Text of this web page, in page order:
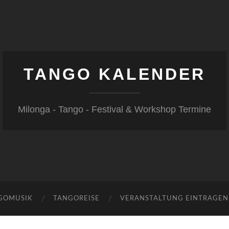
TANGO KALENDER
Milonga - Tango - Festival & Workshop Termine
TANGOREISE VERANSTALTUNG EINTRAGEN